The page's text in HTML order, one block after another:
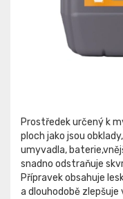
Prostředek určený k
ploch jako jsou
umyvadla,
snadno odstraňuje
Přípravek obsahuje
a dlouhodobě